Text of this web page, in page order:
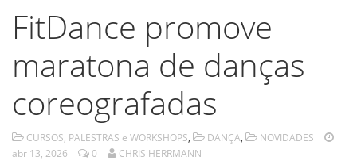
FitDance promove
maratona de danças
coreografadas
CURSOS, PALESTRAS e WORKSHOPS, DANÇA,
NOVIDADES
abr 13, 2026
0 CHRIS HERRMANN